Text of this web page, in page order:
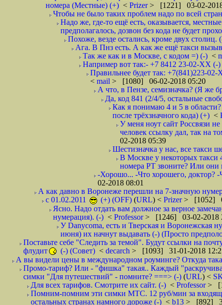
номера (Местные) (+) < Prizer> [1221] 03-02-
Чтобы не было таких проблем надо по всей
Надо же, где-то ещё есть, оказывается,
предполагалось, дозвон без кода не будет
Похоже, везде остались, кроме двух
Ага. В Пнз есть. А как же ещё такси
Так же как и в Москве, с кодом =) (-) <
Например вот так:- +7 8412 23-02-ХХ (-
Правильнее будет так: +7(841)223-
< mail > [1080] 06-02-2018 05:20
А что, в Пензе, семизначка? (Я же
Да, код 841 (2/4/5, остальные
Как я понимаю 4 и 5 в
после трёхзначного кода) (+) <
У меня ноут сайт Россвязи
человек ссылку дал, так на
02-2018 05:39
Шестизначка у нас, все такси
В Москве у некоторых такси
номера РТ звоните? Или они
-Хорошо... -Что хорошего, доктор?
02-2018 08:01
А как давно в Воронеже перешли на 7-значную
с 01.02.2011
(+) (OFF) (URL) < Prizer> [1052]
Ясно. Надо отдать вам должное за верное
нумерация). (-) < Professor> [1246] 03-02-2018
У Danycoma, есть и Тверская и Воронежская
июня) их начнут выдавать (-) (Просто
Поставьте себе "Следить за темой". Будут ссылки на
флудит
(-) (Совет) < decarch > [1093] 31-01-2018
А вы видели цены в международном роуминге? Откуда
Промо-тариф? Или - "фишка" такая.. Каждый
симки "Для путешествий" - помните? ===> (-) (URL) <
Для всех тарифов. Смотрите их сайт. (-) < Professor>
Помним-помним эти симки МТС. 12 руб/мин за
остальных странах намного дороже (-) < b13 > [892]